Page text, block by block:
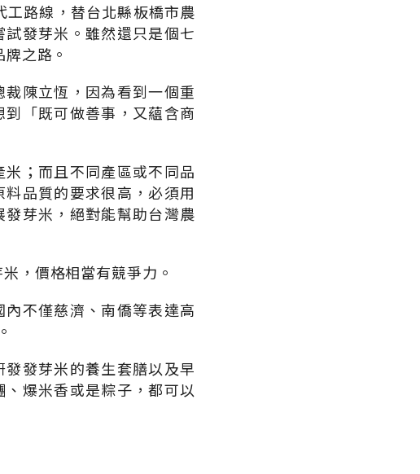
路線，替台北縣板橋市農
發芽米。雖然還只是個七
之路。
陳立恆，因為看到一個重
「既可做善事，又蘊含商
；而且不同產區或不同品
品質的要求很高，必須用
芽米，絕對能幫助台灣農
，價格相當有競爭力。
不僅慈濟、南僑等表達高
發芽米的養生套膳以及早
爆米香或是粽子，都可以